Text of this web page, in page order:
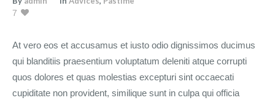
7
At vero eos et accusamus et iusto odio dignissimos ducimus
qui blanditiis praesentium voluptatum deleniti atque corrupti
quos dolores et quas molestias excepturi sint occaecati
cupiditate non provident, similique sunt in culpa qui officia